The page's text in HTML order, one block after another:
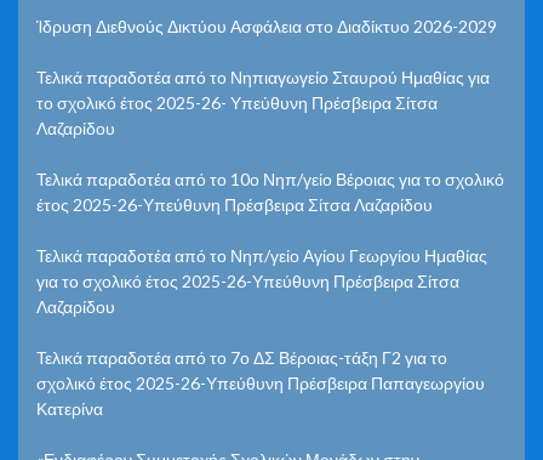
Ίδρυση Διεθνούς Δικτύου Ασφάλεια στο Διαδίκτυο 2026-2029
Τελικά παραδοτέα από το Νηπιαγωγείο Σταυρού Ημαθίας για
το σχολικό έτος 2025-26- Υπεύθυνη Πρέσβειρα Σίτσα
Λαζαρίδου
Τελικά παραδοτέα από το 10ο Νηπ/γείο Βέροιας για το σχολικό
έτος 2025-26-Υπεύθυνη Πρέσβειρα Σίτσα Λαζαρίδου
Τελικά παραδοτέα από το Νηπ/γείο Αγίου Γεωργίου Ημαθίας
για το σχολικό έτος 2025-26-Υπεύθυνη Πρέσβειρα Σίτσα
Λαζαρίδου
Τελικά παραδοτέα από το 7ο ΔΣ Βέροιας-τάξη Γ2 για το
σχολικό έτος 2025-26-Υπεύθυνη Πρέσβειρα Παπαγεωργίου
Κατερίνα